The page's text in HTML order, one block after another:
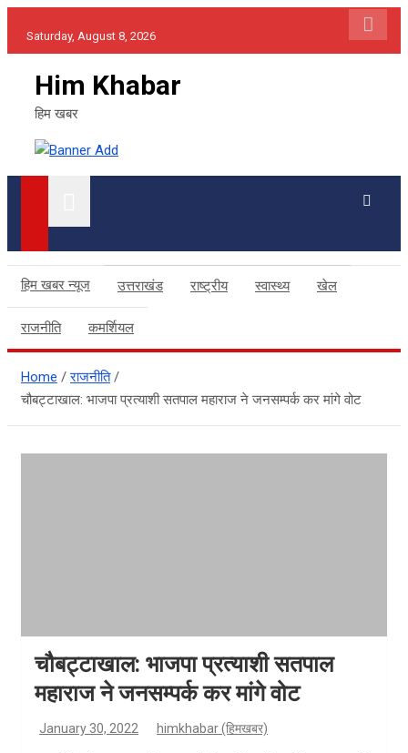
Saturday, August 8, 2026
Him Khabar
हिम खबर
हिम खबर न्यूज उत्तराखंड राष्ट्रीय स्वास्थ्य खेल
राजनीति कमर्शियल
Home
राजनीति
चौबट्टाखाल: भाजपा प्रत्याशी सतपाल महाराज ने जनसम्पर्क कर मांगे वोट
चौबट्टाखाल: भाजपा प्रत्याशी सतपाल
महाराज ने जनसम्पर्क कर मांगे वोट
January 30, 2022 himkhabar (हिमखबर)